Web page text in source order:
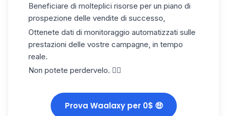
Beneficiare di molteplici risorse per un piano di
prospezione delle vendite di successo,
Ottenete dati di monitoraggio automatizzati sulle
prestazioni delle vostre campagne, in tempo
reale.
Non potete perdervelo. 👇🏼
Prova Waalaxy per 0$ 🤑